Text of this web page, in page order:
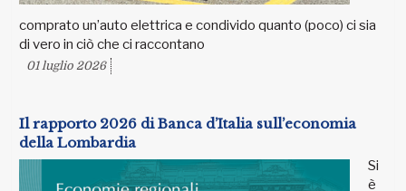
comprato un’auto elettrica e condivido quanto (poco) ci sia
di vero in ciò che ci raccontano
01 luglio 2026
Il rapporto 2026 di Banca d’Italia sull’economia
della Lombardia
Si
è